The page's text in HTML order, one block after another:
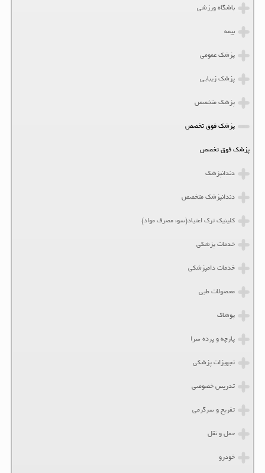
باشگاه ورزشی
بیمه
پزشک عمومی
پزشک زیبایی
پزشک متخصص
پزشک فوق تخصص
پزشک فوق تخصص
دندانپزشک
دندانپزشک متخصص
کلینیک ترک اعتیاد(سوء مصرف مواد)
خدمات پزشکی
خدمات دامپزشکی
محصولات طبی
پوشاک
پارچه و پرده سرا
تجهیزات پزشکی
تدریس خصوصی
تفریح و سرگرمی
حمل و نقل
خودرو